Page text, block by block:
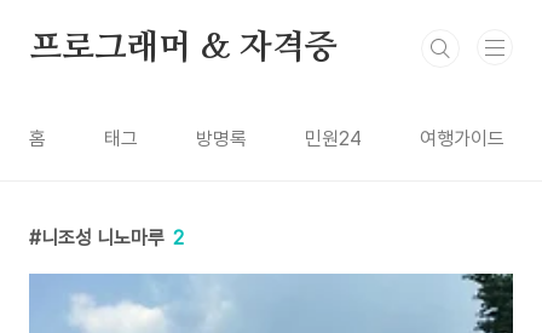
프로그래머 & 자격증
홈 태그 방명록 민원24 여행가이드
니조성 니노마루 2